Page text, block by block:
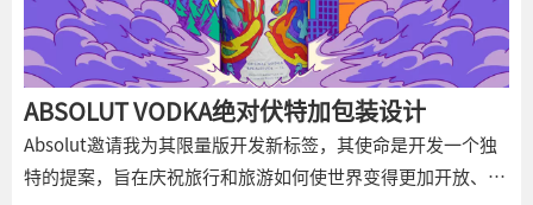
ABSOLUT VODKA绝对伏特加包装设计
Absolut邀请我为其限量版开发新标签，其使命是开发一个独
特的提案，旨在庆祝旅行和旅游如何使世界变得更加开放、多